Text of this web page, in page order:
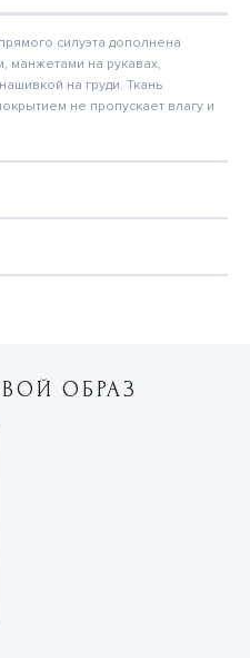
силуэта дополнена
манжетами на рукавах,
на груди. Ткань
не пропускает влагу и
ОБРАЗ